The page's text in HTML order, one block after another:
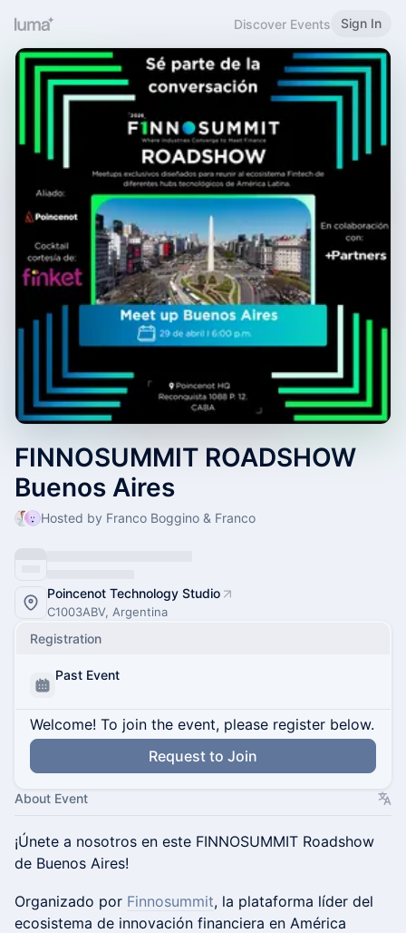
Discover Events Sign In
FINNOSUMMIT ROADSHOW
Buenos Aires
Hosted by Franco Boggino & Franco
Poincenot Technology Studio
C1003ABV, Argentina
Registration
Past Event
Welcome! To join the event, please register below.
Request to Join
About Event
¡Únete a nosotros en este FINNOSUMMIT Roadshow
de Buenos Aires!
Organizado por Finnosummit, la plataforma líder del
ecosistema de innovación financiera en América